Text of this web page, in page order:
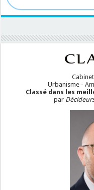
Urbanisme -
Classé dans les
par